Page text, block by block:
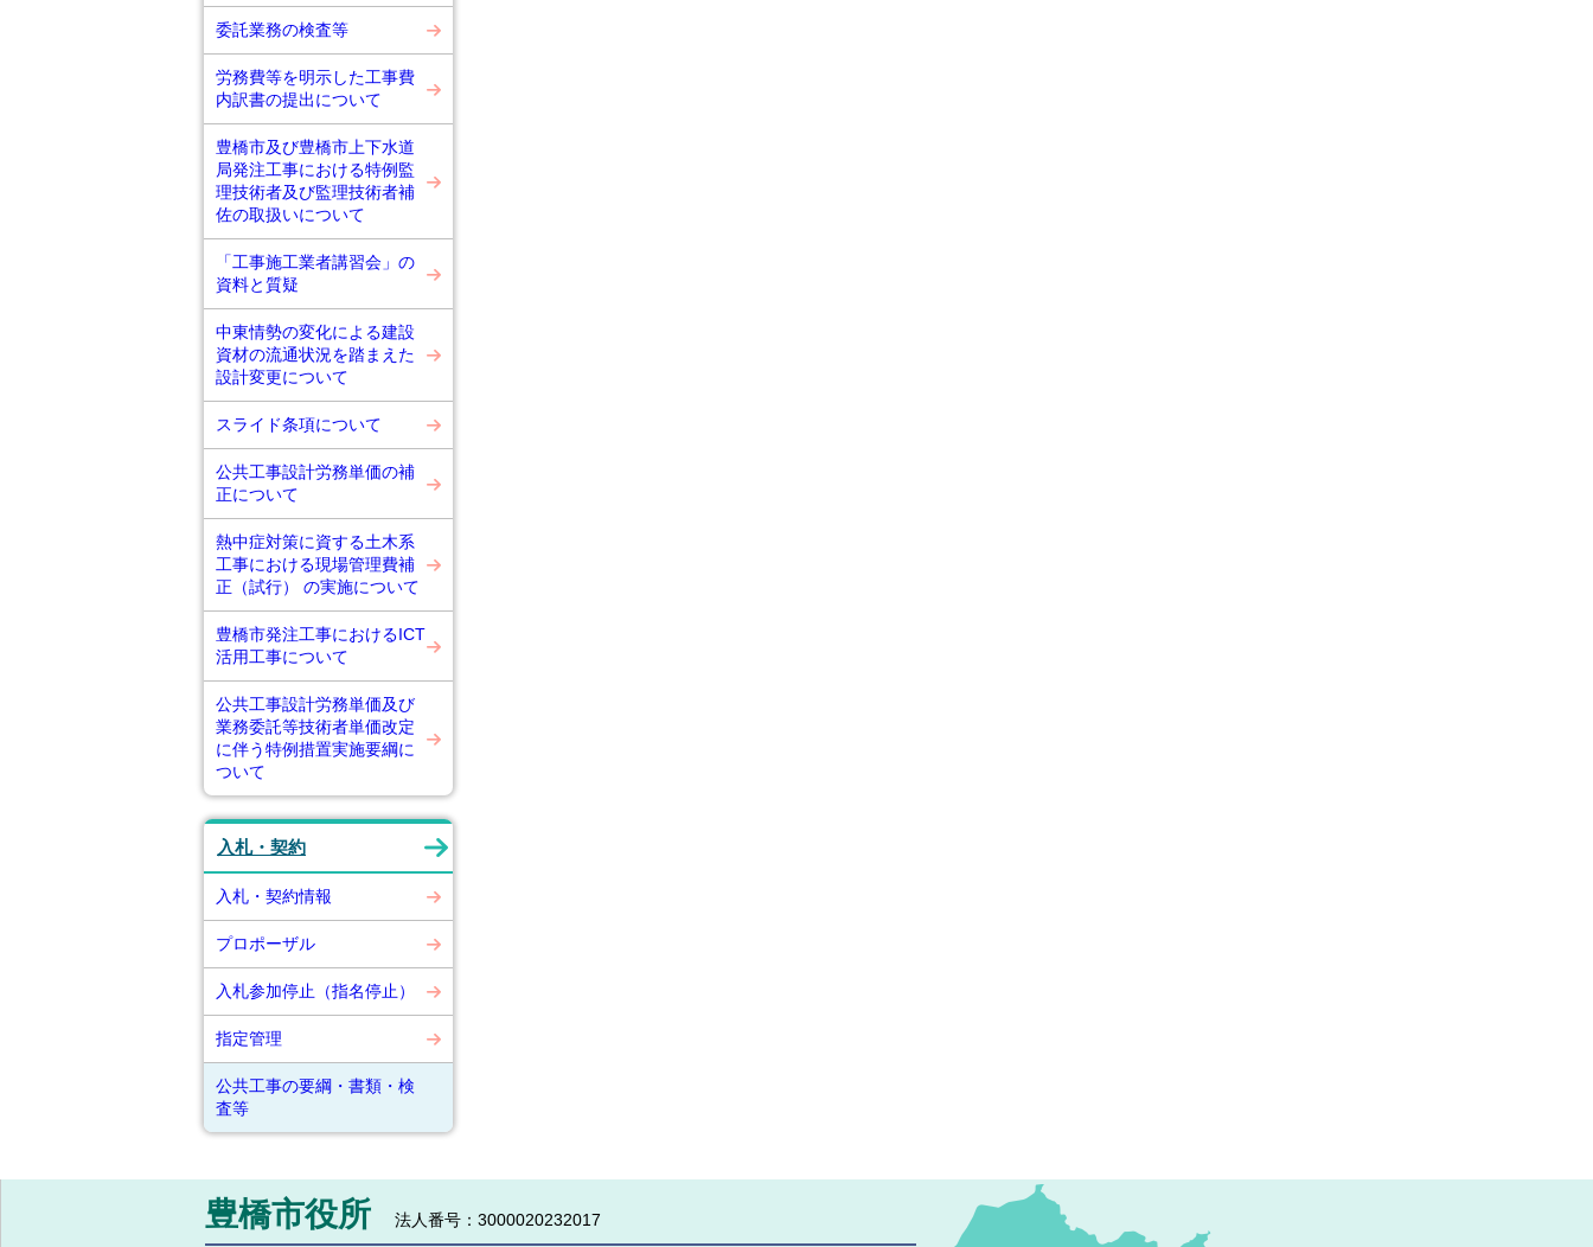
委託業務の検査等
労務費等を明示した工事費
内訳書の提出について
豊橋市及び豊橋市上下水道
局発注工事における特例監
理技術者及び監理技術者補
佐の取扱いについて
「工事施工業者講習会」の
資料と質疑
中東情勢の変化による建設
資材の流通状況を踏まえた
設計変更について
スライド条項について
公共工事設計労務単価の補
正について
熱中症対策に資する土木系
工事における現場管理費補
正（試行） の実施について
豊橋市発注工事におけるICT
活用工事について
公共工事設計労務単価及び
業務委託等技術者単価改定
に伴う特例措置実施要綱に
ついて
入札・契約
入札・契約情報
プロポーザル
入札参加停止（指名停止）
指定管理
公共工事の要綱・書類・検
査等
豊橋市役所 法人番号：3000020232017